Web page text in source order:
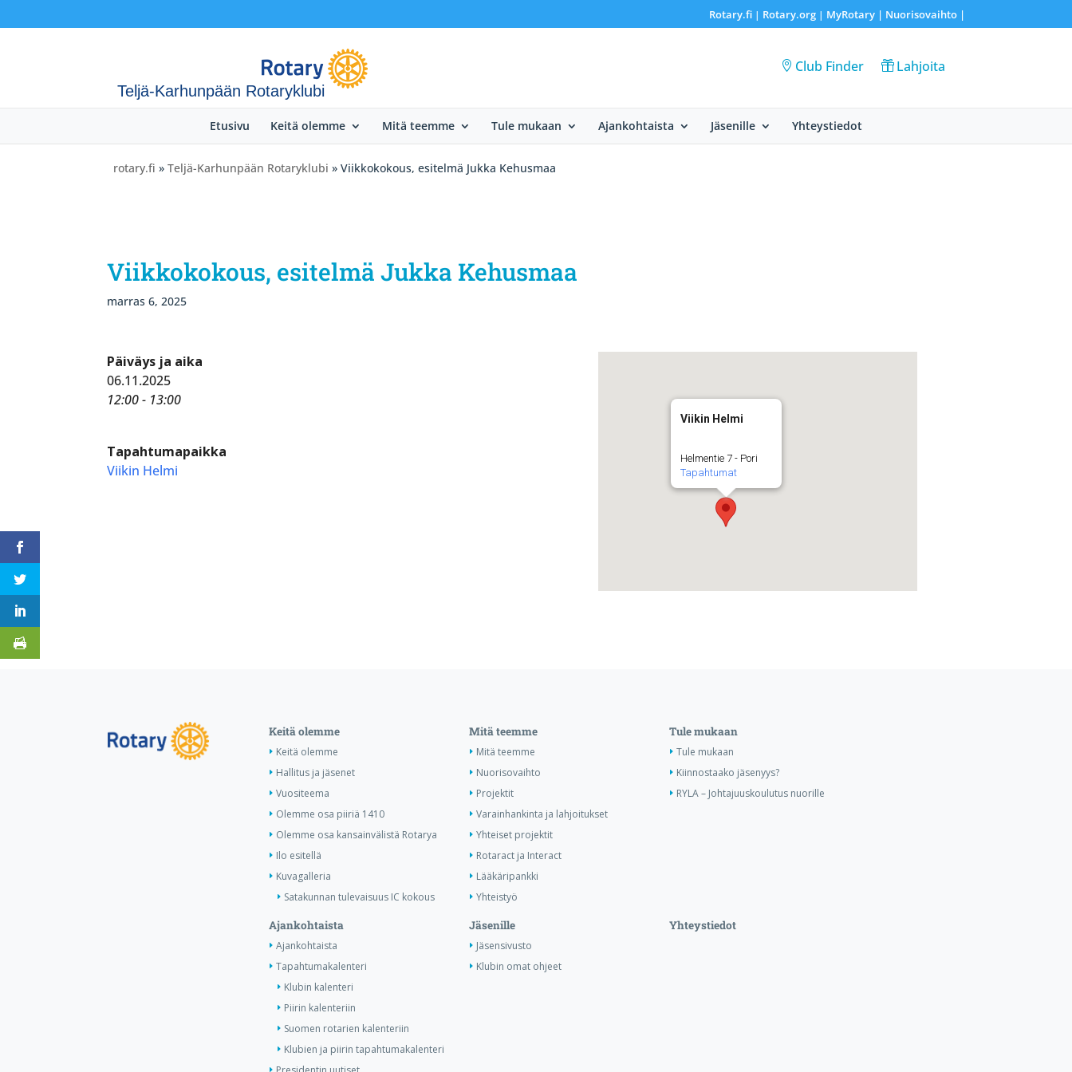
Rotary.fi| Rotary.org| MyRotary | Nuorisovaihto|
Teljä-Karhunpään Rotaryklubi
Club Finder Lahjoita
Etusivu Keitä olemme Mitä teemme Tule mukaan Ajankohtaista Jäsenille Yhteystiedot
rotary.fi » Teljä-Karhunpään Rotaryklubi » Viikkokokous, esitelmä Jukka Kehusmaa
Viikkokokous, esitelmä Jukka Kehusmaa
marras 6, 2025
Viikin Helmi
Helmentie 7 - Pori
Tapahtumat
Päiväys ja aika
06.11.2025
12:00 - 13:00
Tapahtumapaikka
Viikin Helmi
Keitä olemme
Keitä olemme
Hallitus ja jäsenet
Vuositeema
Olemme osa piiriä 1410
Olemme osa kansainvälistä Rotarya
Ilo esitellä
Kuvagalleria
Satakunnan tulevaisuus IC kokous
Mitä teemme
Mitä teemme
Nuorisovaihto
Projektit
Varainhankinta ja lahjoitukset
Yhteiset projektit
Rotaract ja Interact
Lääkäripankki
Yhteistyö
Tule mukaan
Tule mukaan
Kiinnostaako jäsenyys?
RYLA – Johtajuuskoulutus nuorille
Ajankohtaista
Ajankohtaista
Tapahtumakalenteri
Klubin kalenteri
Piirin kalenteriin
Suomen rotarien kalenteriin
Klubien ja piirin tapahtumakalenteri
Jäsenille
Jäsensivusto
Klubin omat ohjeet
Yhteystiedot